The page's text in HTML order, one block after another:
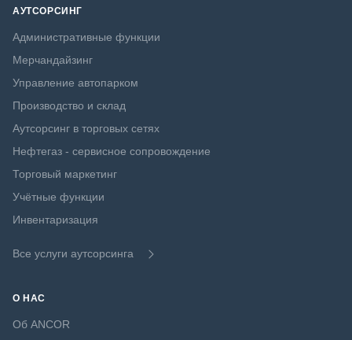
АУТСОРСИНГ
Административные функции
Мерчандайзинг
Управление автопарком
Производство и склад
Аутсорсинг в торговых сетях
Нефтегаз - сервисное сопровождение
Торговый маркетинг
Учётные функции
Инвентаризация
Все услуги аутсорсинга
О НАС
Об ANCOR